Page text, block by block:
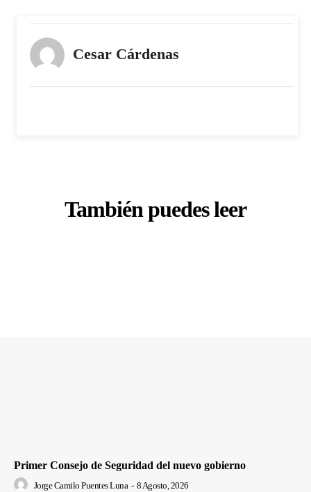
Cesar Cárdenas
También puedes leer
Primer Consejo de Seguridad del nuevo gobierno
Jorge Camilo Puentes Luna - 8 Agosto, 2026